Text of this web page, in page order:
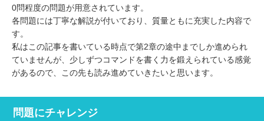
0問程度の問題が用意されています。
各問題には丁寧な解説が付いており、質量ともに充実した内容で
す。
私はこの記事を書いている時点で第2章の途中までしか進められ
ていませんが、少しずつコマンドを書く力を鍛えられている感覚
があるので、この先も読み進めていきたいと思います。
問題にチャレンジ